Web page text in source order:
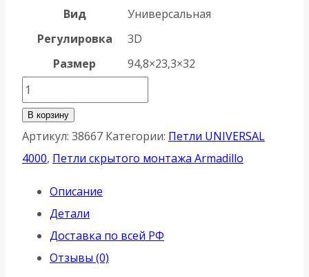
Вид
Универсальная
Регулировка
3D
Размер
94,8×23,3×32
Количество
товара
Петля
Armadillo
скрытой
установки
U3D4000
В корзину
Артикул: 38667 Категории: Петли UNIVERSAL
4000, Петли скрытого монтажа Armadillo
Описание
Детали
Доставка по всей РФ
Отзывы (0)